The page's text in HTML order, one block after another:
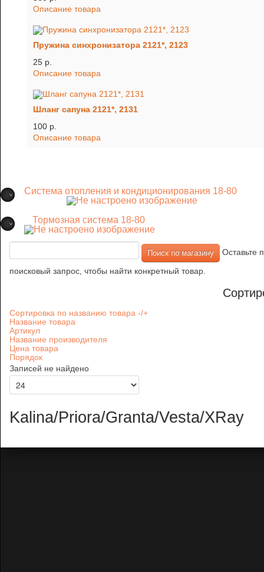
Описание товара
Пружина синхронизатора 2121*, 2123
25 p.
Описание товара
Шланг сапуна 2121*, 2131
100 p.
Описание товара
Система отопления и кондиционирования 18-80
Тормозная система 18-80
Оставьте
поисковый запрос, чтобы найти конкретный товар.
Сортировка по названию товара -/+
Название товара
Артикул
Название производителя
Цена товара
Порядок
Записей не найдено
Kalina/Priora/Granta/Vesta/XRay